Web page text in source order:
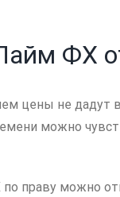
ФХ
цены не дадут
можно
праву можно